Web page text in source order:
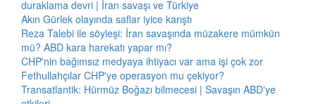
duraklama devri | İran savaşı ve Türkiye
Akın Gürlek olayında saflar iyice karıştı
Reza Talebi ile söyleşi: İran savaşında müzakere mümkün
mü? ABD kara harekatı yapar mı?
CHP'nin bağımsız medyaya ihtiyacı var ama işi çok zor
Fethullahçılar CHP'ye operasyon mu çekiyor?
Transatlantik: Hürmüz Boğazı bilmecesi | Savaşın ABD'ye